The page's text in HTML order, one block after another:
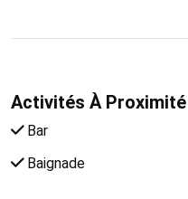
Activités À Proximité
Bar
Baignade